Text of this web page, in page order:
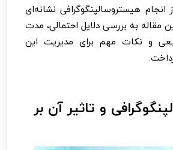
هیستروسالپنگوگرافی نشانه‌ای
مقاله به بررسی دلایل احتمالی، مدت
و نکات مهم برای مدیریت این
و تاثیر آن بر